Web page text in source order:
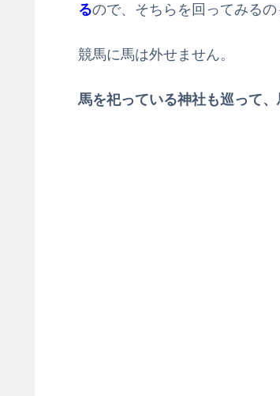
るので、そちらを回ってみるの
競馬に馬は外せません。
馬を祀っている神社も巡って